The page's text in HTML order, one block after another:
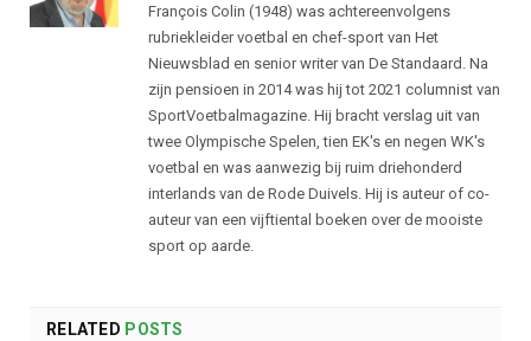
François Colin (1948) was achtereenvolgens
rubriekleider voetbal en chef-sport van Het
Nieuwsblad en senior writer van De Standaard. Na
zijn pensioen in 2014 was hij tot 2021 columnist van
SportVoetbalmagazine. Hij bracht verslag uit van
twee Olympische Spelen, tien EK's en negen WK's
voetbal en was aanwezig bij ruim driehonderd
interlands van de Rode Duivels. Hij is auteur of co-
auteur van een vijftiental boeken over de mooiste
sport op aarde.
RELATED POSTS